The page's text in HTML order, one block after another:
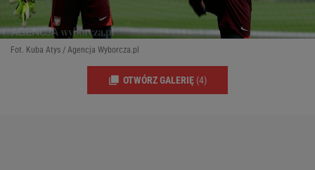
Fot. Kuba Atys / Agencja Wyborcza.pl
OTWÓRZ GALERIĘ (4)